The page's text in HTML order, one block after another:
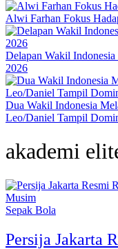
Alwi Farhan Fokus
Delapan Wakil
2026
Dua Wakil Indonesia
Leo/Daniel Tampil
akademi
Sepak Bola
Persija Jakarta